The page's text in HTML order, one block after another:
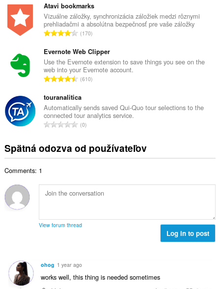
p
o
č
e
t
h
o
d
o
t
e
n
:
l
k
o
v
p
o
č
e
t
h
o
d
o
t
í
:
Atavi bookmarks
Vizuálne záložky, synchronizácia záložiek medzi rôznymi
prehliadačmi a absolútna bezpečnosť pre vaše záložky
C
l
k
o
v
p
o
č
e
h
o
o
t
n
í
170
Evernote Web Clipper
Use the Evernote extension to save things you see on the
web into your Evernote account.
C
l
k
o
v
p
o
t
h
n
n
í
610
touranalitica
Automatically sends saved Qui-Quo tour selections to the
connected tour analytics service.
C
k
ý
p
e
d
n
o
0
Spätná odozva od používateľov
Comments: 1
View forum thread
Log in to post
ohog 1 year ago
works well, this thing is needed sometimes